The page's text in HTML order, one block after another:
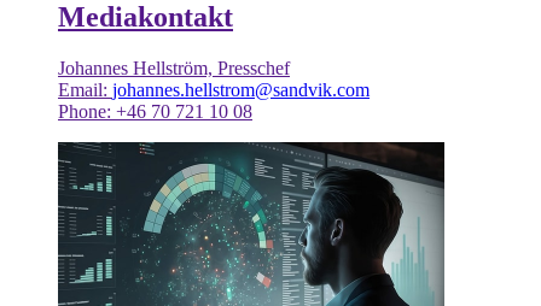
Mediakontakt
Johannes Hellström, Presschef
Email: johannes.hellstrom@sandvik.com
Phone: +46 70 721 10 08